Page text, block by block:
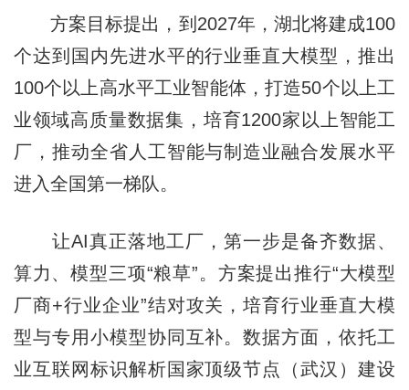
方案目标提出，到2027年，湖北将建成100
个达到国内先进水平的行业垂直大模型，推出
100个以上高水平工业智能体，打造50个以上工
业领域高质量数据集，培育1200家以上智能工
厂，推动全省人工智能与制造业融合发展水平
进入全国第一梯队。
让AI真正落地工厂，第一步是备齐数据、
算力、模型三项“粮草”。方案提出推行“大模型
厂商+行业企业”结对攻关，培育行业垂直大模
型与专用小模型协同互补。数据方面，依托工
业互联网标识解析国家顶级节点（武汉）建设